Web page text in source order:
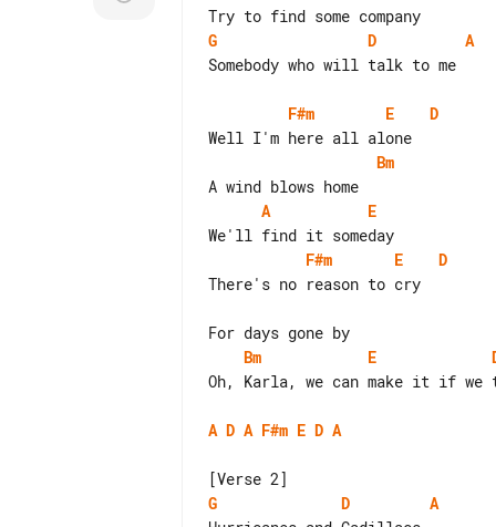
G
D
A
Somebody who will talk to me
F#m E
D
Bm
A
E
F#m
E
D
There's no reason to cry
Bm
E
Oh, Karla, we can make it if we
A D A F#m E D A
G
D
A